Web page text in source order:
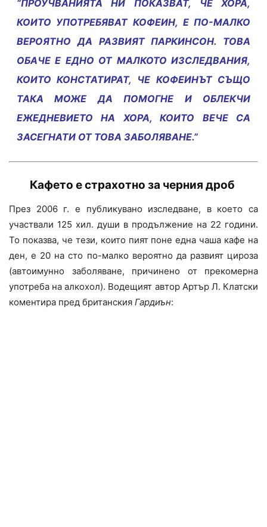
“ПРОУЧВАНИЯТА НИ ПОКАЗВАТ, ЧЕ ХОРА,
КОИТО УПОТРЕБЯВАТ КОФЕИН, Е ПО-МАЛКО
ВЕРОЯТНО ДА РАЗВИЯТ ПАРКИНСОН. ТОВА
ОБАЧЕ Е ЕДНО ОТ МАЛКОТО ИЗСЛЕДВАНИЯ,
КОИТО КОНСТАТИРАТ, ЧЕ КОФЕИНЪТ СЪЩО
ТАКА МОЖЕ ДА ПОМОГНЕ И ОБЛЕКЧИ
ЕЖЕДНЕВИЕТО НА ХОРА, КОИТО ВЕЧЕ СА
ЗАСЕГНАТИ ОТ ТОВА ЗАБОЛЯВАНЕ.”
Кафето е страхотно за черния дроб
През 2006 г. е публикувано изследване, в което са
участвали 125 хил. души в продължение на 22 години.
То показва, че тези, които пият поне една чаша кафе на
ден, е 20 на сто по-малко вероятно да развият цироза
(автоимунно заболяване, причинено от прекомерна
употреба на алкохол). Водещият автор Артър Л. Клатски
коментира пред британския Гардиън: